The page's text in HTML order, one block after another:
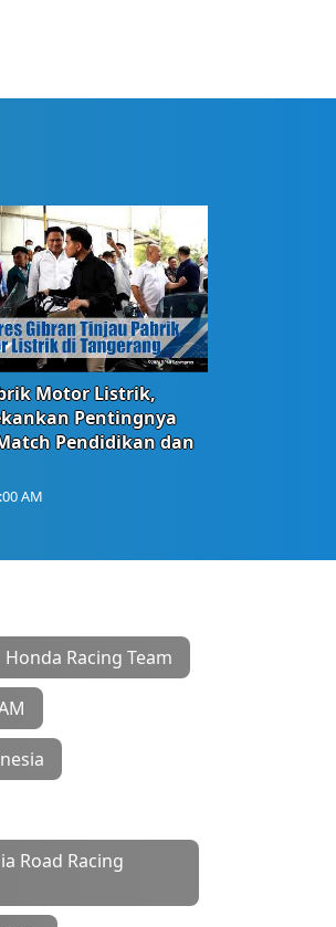
Motor Listrik,
Pentingnya
Pendidikan dan
AM
Racing Team
Road Racing